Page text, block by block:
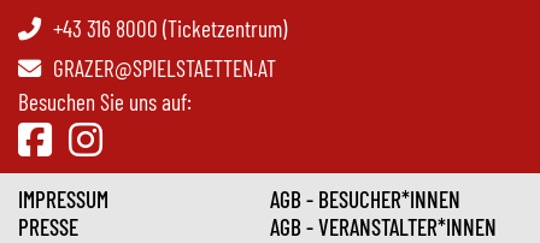
+43 316 8000 (Ticketzentrum)
GRAZER@SPIELSTAETTEN.AT
Besuchen Sie uns auf:
IMPRESSUM
PRESSE
AGB - BESUCHER*INNEN
AGB - VERANSTALTER*INNEN